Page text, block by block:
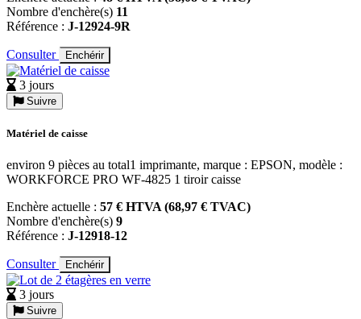
Nombre d'enchère(s) 11
Référence : J-12924-9R
Consulter Enchérir
3 jours
Suivre
Matériel de caisse
environ 9 pièces au total1 imprimante, marque : EPSON, modèle :
WORKFORCE PRO WF-4825 1 tiroir caisse
Enchère actuelle : 57 € HTVA (68,97 € TVAC)
Nombre d'enchère(s) 9
Référence : J-12918-12
Consulter Enchérir
3 jours
Suivre